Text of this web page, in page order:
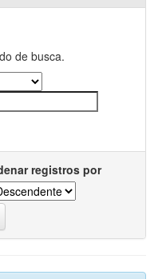
de busca.
registros por